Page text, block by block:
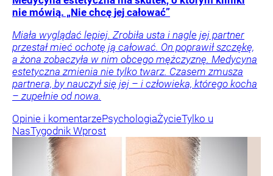
nie mówią. „Nie chcę jej całować”
Miała wyglądać lepiej. Zrobiła usta i nagle jej partner
przestał mieć ochotę ją całować. On poprawił szczękę,
a żona zobaczyła w nim obcego mężczyznę. Medycyna
estetyczna zmienia nie tylko twarz. Czasem zmusza
partnera, by nauczył się jej – i człowieka, którego kocha
– zupełnie od nowa.
Opinie i komentarzePsychologiaŻycieTylko u
NasTygodnik Wprost